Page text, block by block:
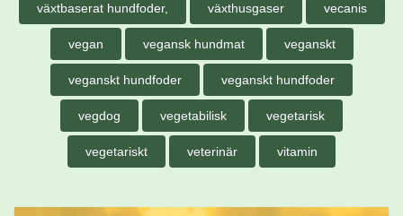
växtbaserat hundfoder, växthusgaser vecanis
vegan vegansk hundmat veganskt
veganskt hundfoder veganskt hundfoder
vegdog vegetabilisk vegetarisk
vegetariskt veterinär vitamin